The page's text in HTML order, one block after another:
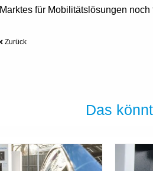
Marktes für Mobilitätslösungen
Zurück
Das